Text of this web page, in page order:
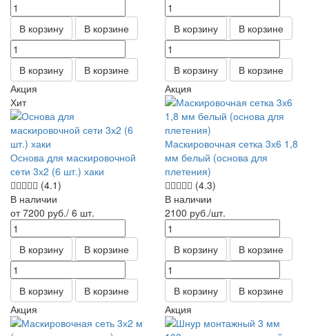
В корзину В корзине
В корзину В корзине
В корзину В корзине
В корзину
В корзине
Акция
Хит
Основа для маскировочной
сети 3х2 (6 шт.) хаки
(4.1)
В наличии
от 7200 руб./ 6 шт.
В корзину В корзине
В корзину В корзине
Акция
Маскировочная сетка 3х6 1,8
мм белый (основа для
плетения)
(4.3)
В наличии
2100 руб./шт.
В корзину В корзине
В корзину
В корзине
Акция
Акция